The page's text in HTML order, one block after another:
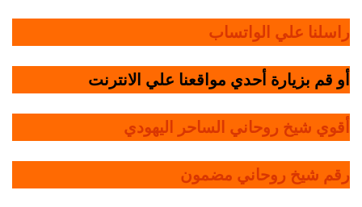
راسلنا علي الواتساب
أو قم بزيارة أحدي مواقعنا علي الانترنت
أقوي شيخ روحاني الساحر اليهودي
رقم شيخ روحاني مضمون